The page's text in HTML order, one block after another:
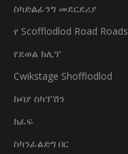
ስካድልፊንግ መደርደሪያ
የ Scofflodlod Road Roads
የደወል ክሊፕ
Cwikstage Shofflodlod
ኩባያ ስካፕሽን
ክፈፍ
ስካንፊልድግ በር